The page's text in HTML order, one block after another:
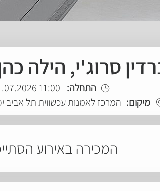
סרוג'י, הילה
התחלה: 11:00 11.07.2026
מיקום: המרכז לאמנות עכשווית תל אביב
המכירה באירוע